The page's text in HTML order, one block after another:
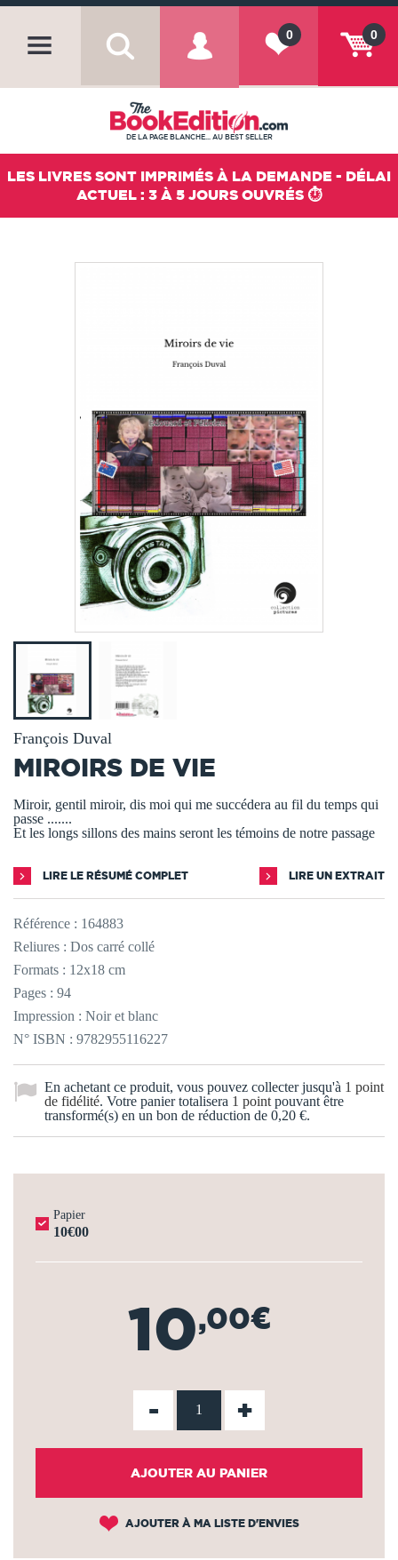
0
0
DE LA PAGE BLANCHE... AU BEST SELLER
LES LIVRES SONT IMPRIMÉS À LA DEMANDE - DÉLAI
ACTUEL : 3 À 5 JOURS OUVRÉS ⏱️
François Duval
MIROIRS DE VIE
Miroir, gentil miroir, dis moi qui me succédera au fil du temps qui
passe .......
Et les longs sillons des mains seront les témoins de notre passage
LIRE LE RÉSUMÉ COMPLET LIRE UN EXTRAIT
Référence : 164883
Reliures : Dos carré collé
Formats : 12x18 cm
Pages : 94
Impression : Noir et blanc
N° ISBN : 9782955116227
En achetant ce produit, vous pouvez collecter jusqu'à 1 point
de fidélité. Votre panier totalisera 1 point pouvant être
transformé(s) en un bon de réduction de 0,20 €.
Papier
10€00
10,00€
- +
AJOUTER AU PANIER
AJOUTER À MA LISTE D'ENVIES